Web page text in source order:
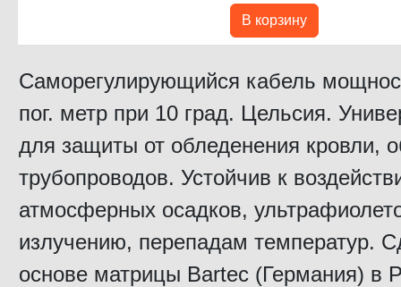
В корзину
Саморегулирующийся кабель
пог. метр при 10 град. Цельсия.
для защиты от обледенения кровли,
трубопроводов. Устойчив к
атмосферных осадков,
излучению, перепадам температур.
основе матрицы Bartec (Германия) в